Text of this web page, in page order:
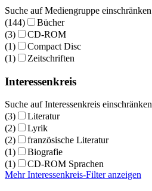
Suche auf Mediengruppe einschränken
(144)
Bücher
(3)
CD-ROM
(1)
Compact Disc
(1)
Zeitschriften
Interessenkreis
Suche auf Interessenkreis einschränken
(3)
Literatur
(2)
Lyrik
(2)
französische Literatur
(1)
Biografie
(1)
CD-ROM Sprachen
Mehr Interessenkreis-Filter anzeigen